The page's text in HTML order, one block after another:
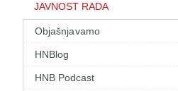
JAVNOST RADA
Objašnjavamo
HNBlog
HNB Podcast